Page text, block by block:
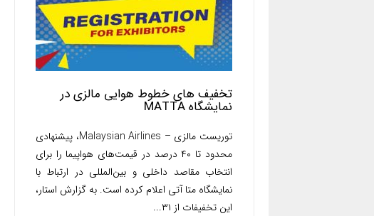
تخفیف های خطوط هوایی مالزی در
نمایشگاه MATTA
توریست مالزی – Malaysian Airlines، پیشنهادی
محدود تا ۴۰ درصد در قیمت‌های هواپیما را برای
انتخاب مقاصد داخلی و بین‌المللی در ارتباط با
نمایشگاه متا آتی اعلام کرده است. به گزارش استار،
این تخفیفات از ۳۱...